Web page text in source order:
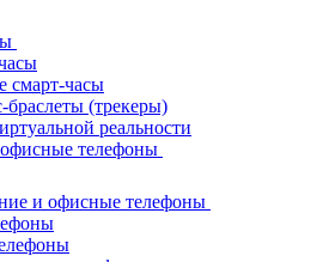
смарт-часы
браслеты (трекеры)
реальности
телефоны
и офисные телефоны